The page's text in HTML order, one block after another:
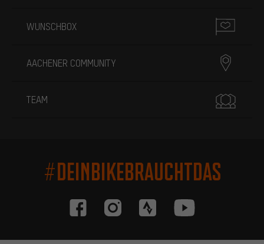
WUNSCHBOX
AACHENER COMMUNITY
TEAM
#DEINBIKEBRAUCHTDAS